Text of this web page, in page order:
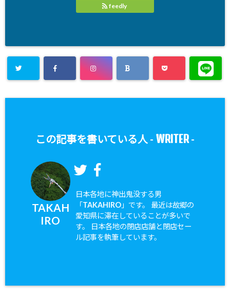
feedly
この記事を書いている人 - WRITER-
TAKAH
IRO
日本各地に神出鬼没する男
「TAKAHIRO」です。 最近は故郷の
愛知県に滞在していることが多いで
す。 日本各地の閉店店舗と閉店セー
ル記事を執筆しています。